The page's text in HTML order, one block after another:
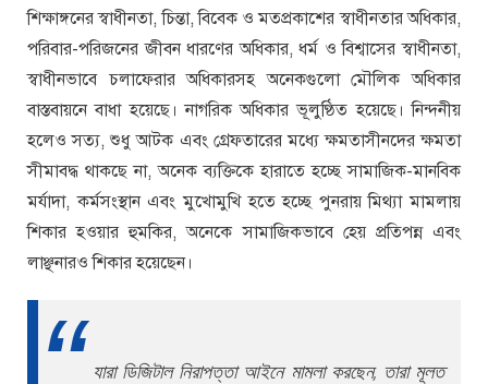
শিক্ষাঙ্গনের স্বাধীনতা, চিন্তা, বিবেক ও মতপ্রকাশের স্বাধীনতার অধিকার,
পরিবার-পরিজনের জীবন ধারণের অধিকার, ধর্ম ও বিশ্বাসের স্বাধীনতা,
স্বাধীনভাবে চলাফেরার অধিকারসহ অনেকগুলো মৌলিক অধিকার
বাস্তবায়নে বাধা হয়েছে। নাগরিক অধিকার ভূলুণ্ঠিত হয়েছে। নিন্দনীয়
হলেও সত্য, শুধু আটক এবং গ্রেফতারের মধ্যে ক্ষমতাসীনদের ক্ষমতা
সীমাবদ্ধ থাকছে না, অনেক ব্যক্তিকে হারাতে হচ্ছে সামাজিক-মানবিক
মর্যাদা, কর্মসংস্থান এবং মুখোমুখি হতে হচ্ছে পুনরায় মিথ্যা মামলায়
শিকার হওয়ার হুমকির, অনেকে সামাজিকভাবে হেয় প্রতিপন্ন এবং
লাঞ্ছনারও শিকার হয়েছেন।
যারা ডিজিটাল নিরাপত্তা আইনে মামলা করছেন, তারা মূলত